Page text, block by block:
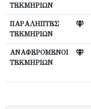
ΤΕΚΜΗΡΙΩΝ
ΠΑΡΑΛΗΠΤΕΣ
ΤΕΚΜΗΡΙΩΝ
ΑΝΑΦΕΡΟΜΕΝΟΙ
ΤΕΚΜΗΡΙΩΝ